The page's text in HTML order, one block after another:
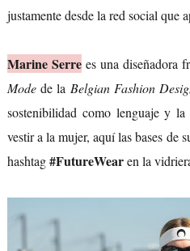
justamente desde la red social que
Marine Serrees una diseñadora
Modede la Belgian Fashion
sostenibilidad como lenguaje y
vestir a la mujer, aquí las bases de
hashtag#FutureWearen la